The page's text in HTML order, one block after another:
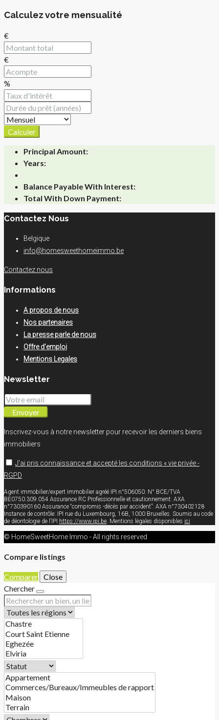
Calculez votre mensualité
€
€
%
Calculer
Principal Amount:
Years:
Balance Payable With Interest:
Total With Down Payment:
Contactez Nous
Belgique
info@homesweethomeimmo.be
Contactez nous
Informations
A propos de nous
Nos partenaires
La presse parle de nous
Offre d’emploi
Mentions Legales
Newsletter
Envoyer
Inscrivez-vous à notre newsletter pour recevoir les derniers biens
immobiliers
J'ai pris connaissance et accepté les conditions « vie privée -
RGPD
Agent immobilier/expert immobilier agréé IPI n°506050: N° BCE/TVA
BE0750.309.054 Assurance RC Professionnelle et cautionnement: AXA
n°730390160 Assurance “compromis -décès par accident”: AXA n°730402128
Instance de contrôle: IPI rue du Luxembourg, 16B, 1000 Bruxelles. Soumis au code
de déontologie de l’IPI https://www.ipi.be. Mentions légales disponibles ici
© HomeSweetHome Immo - All rights reserved
Compare listings
Comparer Close
Chercher